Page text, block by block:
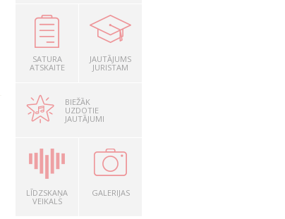
SATURA
ATSKAITE
JAUTĀJUMS
JURISTAM
BIEŽĀK
UZDOTIE
JAUTĀJUMI
LĪDZSKAŅA
VEIKALS
GALERIJAS